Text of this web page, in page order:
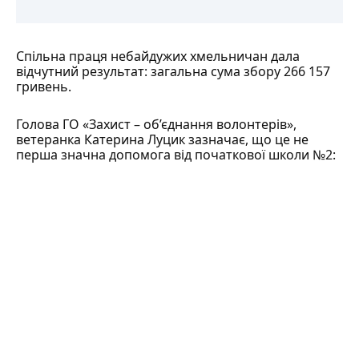
Спільна праця небайдужих хмельничан дала
відчутний результат: загальна сума збору 266 157
гривень.
Голова ГО «Захист – об’єднання волонтерів»,
ветеранка Катерина Луцикзазначає, що це не
перша значна допомога від початкової школи №2: